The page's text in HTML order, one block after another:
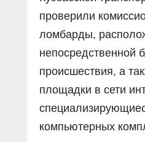
проверили
ломбарды,
непосредственной
происшествия, а
площадки в сети
компьютерных